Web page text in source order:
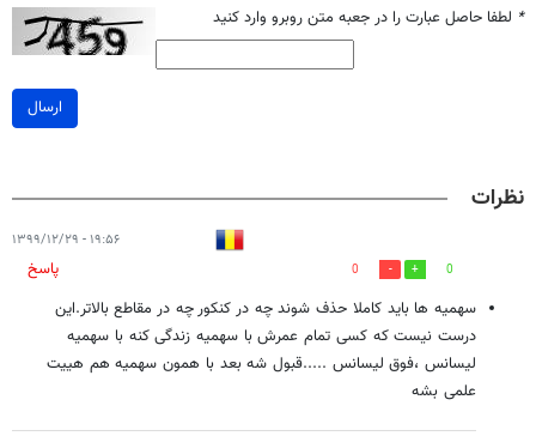
* لطفا حاصل عبارت را در جعبه متن روبرو وارد کنید
ارسال
نظرات
۱۹:۵۶ - ۱۳۹۹/۱۲/۲۹
0
0
پاسخ
سهمیه ها باید کاملا حذف شوند چه در کنکور چه در مقاطع بالاتر.این
درست نیست که کسی تمام عمرش با سهمیه زندگی کنه با سهمیه
لیسانس ،فوق لیسانس .....قبول شه بعد با همون سهمیه هم هییت
علمی بشه